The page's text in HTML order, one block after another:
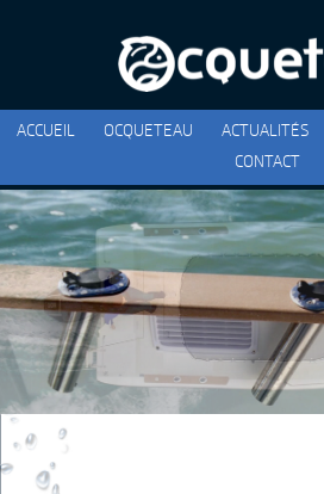
ACCUEIL OCQUETEAU ACTUALITÉS
CONTACT